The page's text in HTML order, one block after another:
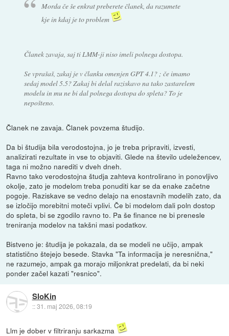
Morda če še enkrat preberete članek, da razumete
kje in kdaj je to problem
Članek zavaja, saj ti LMM-ji niso imeli polnega dostopa.
Se vprašaš, zakaj je v članku omenjen GPT 4.1? ; če imamo
sedaj model 5.5? Zakaj bi delal raziskavo na tako zastarelem
modelu in mu ne bi dal polnega dostopa do spleta? To je
nepošteno.
Članek ne zavaja. Članek povzema študijo.
Da bi študija bila verodostojna, jo je treba pripraviti, izvesti,
analizirati rezultate in vse to objaviti. Glede na število udeležencev,
taga ni možno narediti v dveh dneh.
Ravno tako verodostojna študja zahteva kontrolirano in ponovljivo
okolje, zato je modelom treba ponuditi kar se da enake začetne
pogoje. Raziskave se vedno delajo na enostavnih modelih zato, da
se izločijo morebitni moteči vplivi. Če bi modelom dali poln dostop
do spleta, bi se zgodilo ravno to. Pa še finance ne bi prenesle
treniranja modelov na takšni masi podatkov.
Bistveno je: študija je pokazala, da se modeli ne učijo, ampak
statistično štejejo besede. Stavka "Ta informacija je neresnična,"
ne razumejo, ampak ga morajo miljonkrat predelati, da bi neki
ponder začel kazati "resnico".
SloKin
::31. maj 2026, 08:19
Llm je dober v filtriranju sarkazma